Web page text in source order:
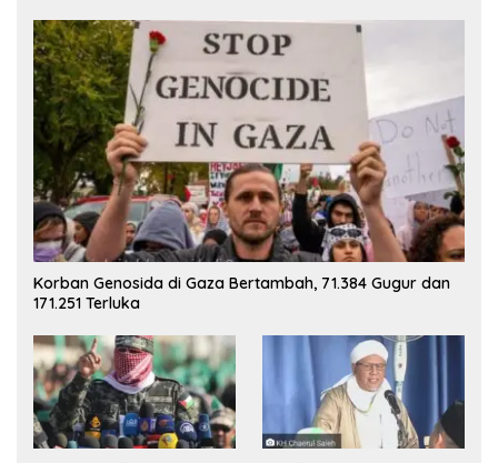
Korban Genosida di Gaza Bertambah, 71.384 Gugur dan
171.251 Terluka